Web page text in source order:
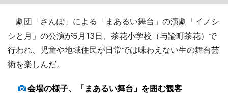
劇団「さんぽ」による「まあるい舞台」の演劇「イノシ
シと月」の公演が5月13日、茶花小学校（与論町茶花）で
行われ、児童や地域住民が日常では味わえない生の舞台芸
術を楽しんだ。
会場の様子、「まあるい舞台」を囲む観客